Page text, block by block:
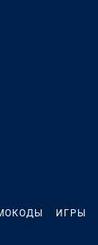
ИГРЫ